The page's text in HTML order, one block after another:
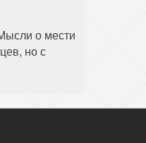
о мести
но с